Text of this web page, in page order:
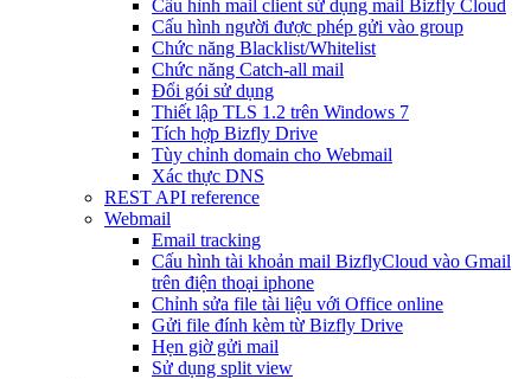
Cấu hình mail client sử dụng mail Bizfly Cloud
Cấu hình người được phép gửi vào group
Chức năng Blacklist/Whitelist
Chức năng Catch-all mail
Đổi gói sử dụng
Thiết lập TLS 1.2 trên Windows 7
Tích hợp Bizfly Drive
Tùy chỉnh domain cho Webmail
Xác thực DNS
REST API reference
Webmail
Email tracking
Cấu hình tài khoản mail BizflyCloud vào Gmail
trên điện thoại iphone
Chỉnh sửa file tài liệu với Office online
Gửi file đính kèm từ Bizfly Drive
Hẹn giờ gửi mail
Sử dụng split view